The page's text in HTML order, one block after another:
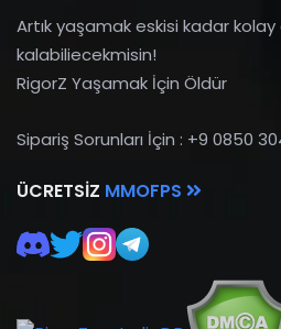
Artık yaşamak eskisi kadar
kalabiliecekmisin!
RigorZ Yaşamak İçin Öldür
Sipariş Sorunları İçin : +9 0850
ÜCRETSIZ MMOFPS